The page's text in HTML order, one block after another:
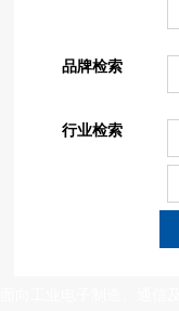
品牌检索
行业检索